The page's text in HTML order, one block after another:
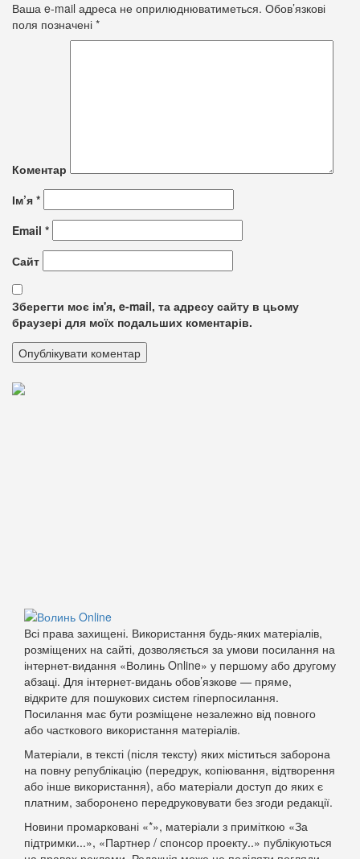
Ваша e-mail адреса не оприлюднюватиметься. Обов’язкові
поля позначені *
Коментар
Ім’я *
Email *
Сайт
Зберегти моє ім'я, e-mail, та адресу сайту в цьому
браузері для моїх подальших коментарів.
Всі права захищені. Використання будь-яких матеріалів,
розміщених на сайті, дозволяється за умови посилання на
інтернет-видання «Волинь Online» у першому або другому
абзаці. Для інтернет-видань обов’язкове — пряме,
відкрите для пошукових систем гіперпосилання.
Посилання має бути розміщене незалежно від повного
або часткового використання матеріалів.
Матеріали, в тексті (після тексту) яких міститься заборона
на повну републікацію (передрук, копіювання, відтворення
або інше використання), або матеріали доступ до яких є
платним, заборонено передруковувати без згоди редакції.
Новини промарковані «*», матеріали з приміткою «За
підтримки...», «Партнер / спонсор проекту..» публікуються